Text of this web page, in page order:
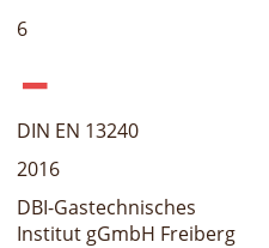
6
DIN EN 13240
2016
DBI-Gastechnisches
Institut gGmbH Freiberg